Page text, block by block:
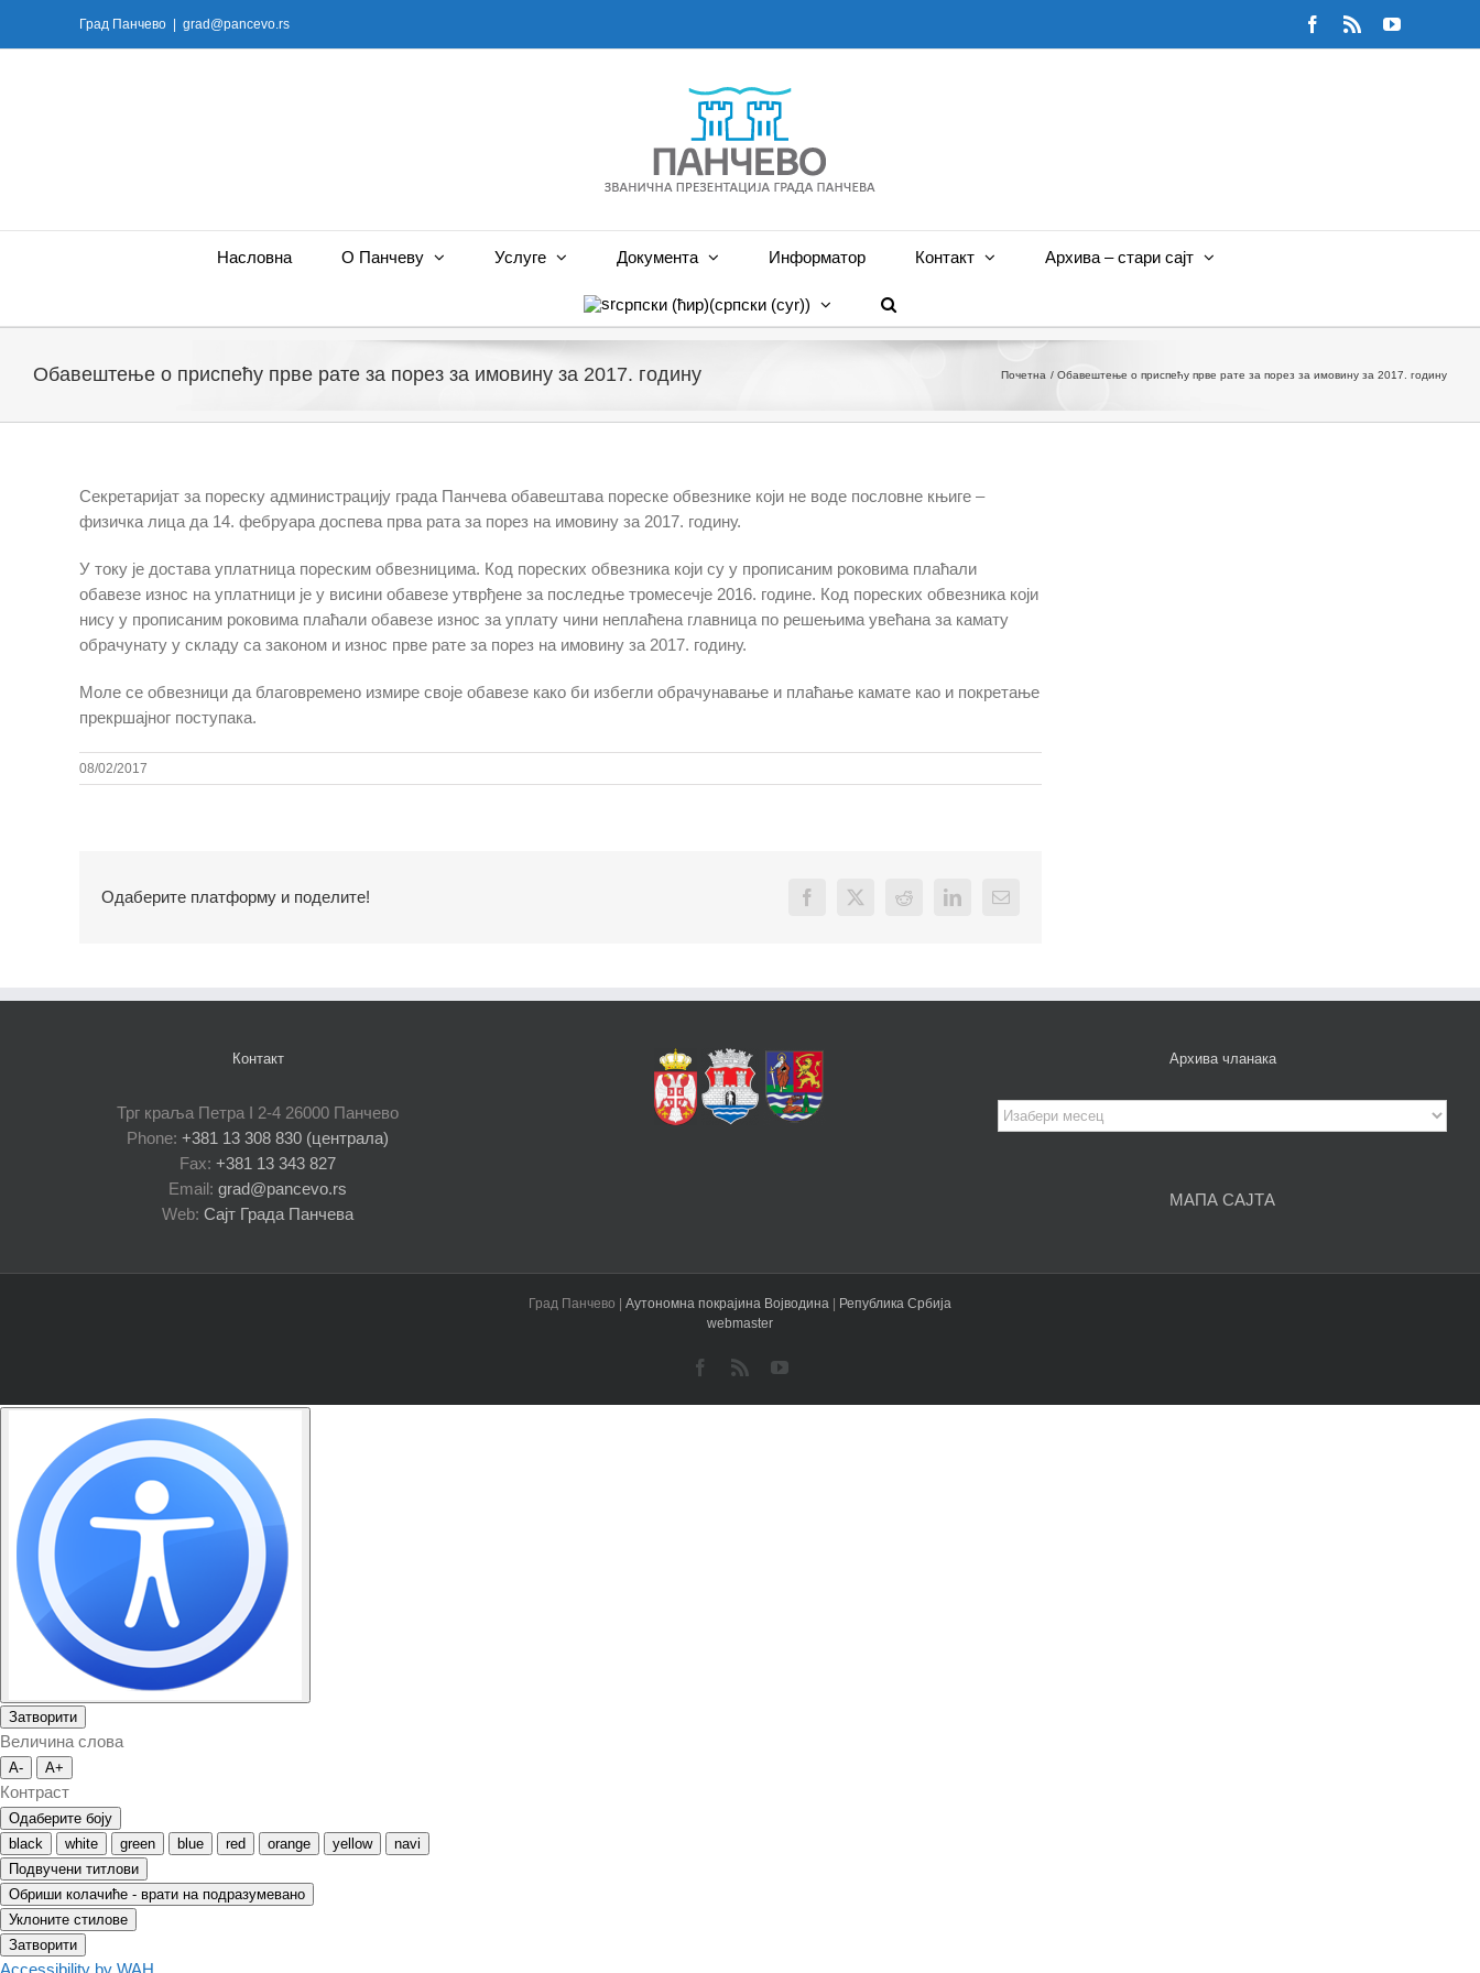
Град Панчево grad@pancevo.rs Facebook
Rss YouTube
Насловна О Панчеву Услуге Документа Информатор Контакт Архива – стари сајт
српски (ћир)(српски (cyr))
Обавештење о приспећу прве рате за порез за имовину за 2017. годину Почетна Обавештење о приспећу прве рате за порез за имовину за 2017. годину
Секретаријат за пореску администрацију града Панчева обавештава пореске обвезнике који не воде пословне књиге –
физичка лица да 14. фебруара доспева прва рата за порез на имовину за 2017. годину.
У току је достава уплатница пореским обвезницима. Код пореских обвезника који су у прописаним роковима плаћали
обавезе износ на уплатници је у висини обавезе утврђене за последње тромесечје 2016. године. Код пореских обвезника који
нису у прописаним роковима плаћали обавезе износ за уплату чини неплаћена главница по решењима увећана за камату
обрачунату у складу са законом и износ прве рате за порез на имовину за 2017. годину.
Моле се обвезници да благовремено измире своје обавезе како би избегли обрачунавање и плаћање камате као и покретање
прекршајног поступака.
08/02/2017
Одаберите платформу и поделите! Facebook
X Reddit LinkedInEmail
Контакт
Трг краља Петра I 2-4 26000 Панчево
Phone: +381 13 308 830 (централа)
Fax: +381 13 343 827
Email: grad@pancevo.rs
Web: Сајт Града Панчева
Архива чланака
Архива
чланака
МАПА САЈТА
Град Панчево | Аутономна покрајина Војводина | Република Србија
webmaster
Facebook
Rss YouTube
Затворити
Величина слова
A- A+
Контраст
Одаберите боју
black
white green blue red orange yellow
navi
Подвучени титлови
Обриши колачиће - врати на подразумевано
Уклоните стилове
Затворити
Accessibility by WAH